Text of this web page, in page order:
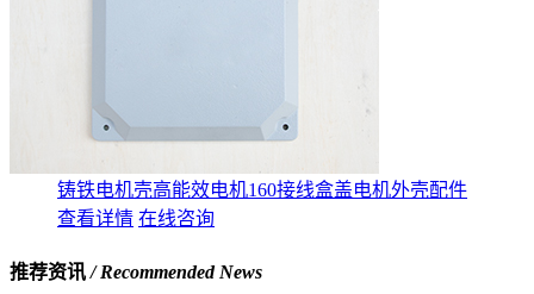
铸铁电机壳高能效电机160接线盒盖电机外壳配件
查看详情 在线咨询
推荐资讯/ Recommended News